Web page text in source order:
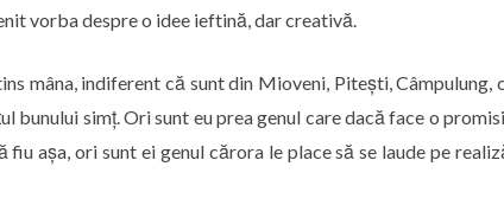
vorba despre o idee ieftină, dar creativă.
mâna, indiferent că sunt din Mioveni, Pitești, Câmpulung,
bunului simț. Ori sunt eu prea genul care dacă face o
așa, ori sunt ei genul cărora le place să se laude pe